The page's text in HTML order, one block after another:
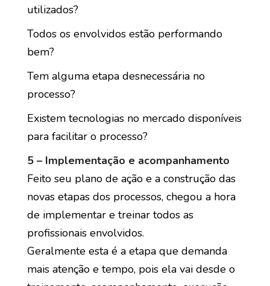
utilizados?
Todos os envolvidos estão performando
bem?
Tem alguma etapa desnecessária no
processo?
Existem tecnologias no mercado disponíveis
para facilitar o processo?
5 – Implementação e acompanhamento
Feito seu plano de ação e a construção das
novas etapas dos processos, chegou a hora
de implementar e treinar todos as
profissionais envolvidos.
Geralmente esta é a etapa que demanda
mais atenção e tempo, pois ela vai desde o